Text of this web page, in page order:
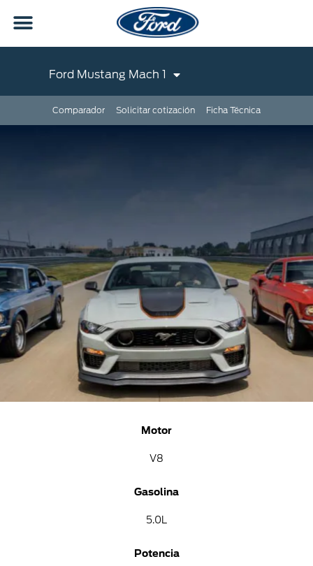
Ford Mustang Mach 1
Comparador Solicitar cotización Ficha Técnica
Motor
V8
Gasolina
5.0L
Potencia